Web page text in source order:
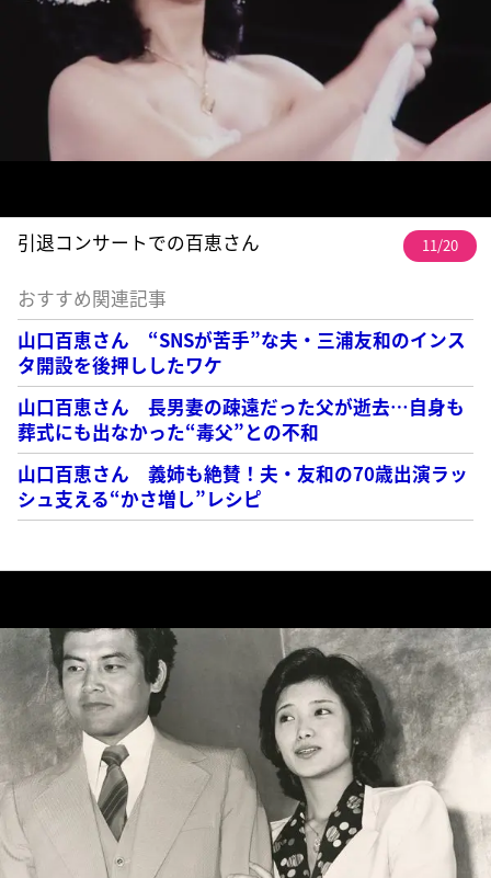
引退コンサートでの百恵さん 11/20
おすすめ関連記事
山口百恵さん “SNSが苦手”な夫・三浦友和のインス
タ開設を後押ししたワケ
山口百恵さん 長男妻の疎遠だった父が逝去…自身も
葬式にも出なかった“毒父”との不和
山口百恵さん 義姉も絶賛！夫・友和の70歳出演ラッ
シュ支える“かさ増し”レシピ